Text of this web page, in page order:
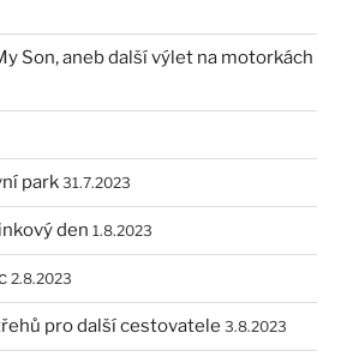
Son, aneb další výlet na motorkách
park 31.7.2023
den 1.8.2023
2.8.2023
pro další cestovatele 3.8.2023